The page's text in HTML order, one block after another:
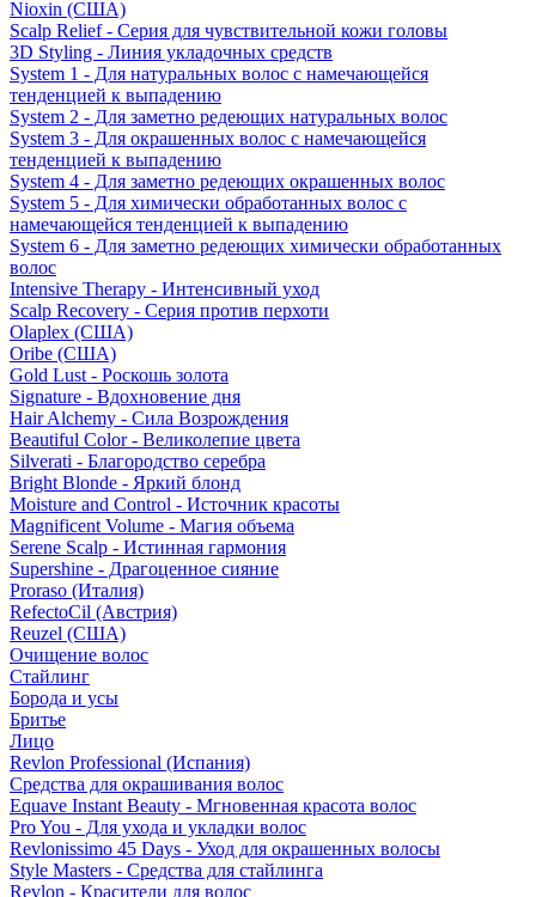
Nioxin (США)
Scalp Relief - Серия для чувствительной кожи головы
3D Styling - Линия укладочных средств
System 1 - Для натуральных волос с намечающейся
тенденцией к выпадению
System 2 - Для заметно редеющих натуральных волос
System 3 - Для окрашенных волос с намечающейся
тенденцией к выпадению
System 4 - Для заметно редеющих окрашенных волос
System 5 - Для химически обработанных волос с
намечающейся тенденцией к выпадению
System 6 - Для заметно редеющих химически обработанных
волос
Intensive Therapy - Интенсивный уход
Scalp Recovery - Серия против перхоти
Olaplex (США)
Oribe (США)
Gold Lust - Роскошь золота
Signature - Вдохновение дня
Hair Alchemy - Сила Возрождения
Beautiful Color - Великолепие цвета
Silverati - Благородство серебра
Bright Blonde - Яркий блонд
Moisture and Control - Источник красоты
Magnificent Volume - Магия объема
Serene Scalp - Истинная гармония
Supershine - Драгоценное сияние
Proraso (Италия)
RefectoCil (Австрия)
Reuzel (США)
Очищение волос
Стайлинг
Борода и усы
Бритье
Лицо
Revlon Professional (Испания)
Средства для окрашивания волос
Equave Instant Beauty - Мгновенная красота волос
Pro You - Для ухода и укладки волос
Revlonissimo 45 Days - Уход для окрашенных волосы
Style Masters - Средства для стайлинга
Revlon - Красители для волос